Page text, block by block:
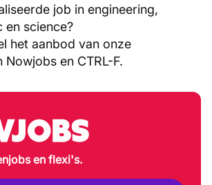
job in engineering,
en science?
het aanbod van onze
en CTRL-F.
en flexi's.